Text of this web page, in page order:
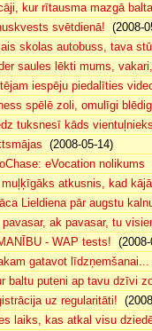
kur rītausma mazgā
svētdienā! (2008-
skolas autobuss, tava
saules lēkti mums,
iespēju piedalīties
spēlē zoli, omulīgi
tuksnesī kāds
(2008-05-14)
eVocation nolikums
atkusnis, kad
Lieldiena pār augstu
ak pavasar, tu
- WAP tests!
gatavot līdzņemšanai...
baltu puteni ap tavu dzīvi
uz regularitāti!
laiks, kas atkal visu